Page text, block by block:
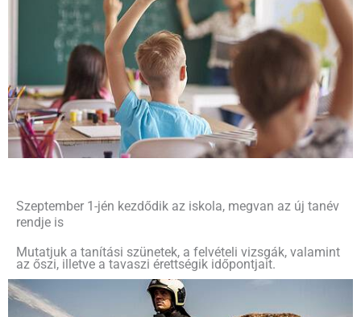
Szeptember 1-jén kezdődik az iskola, megvan az új tanév
rendje is
Mutatjuk a tanítási szünetek, a felvételi vizsgák, valamint
az őszi, illetve a tavaszi érettségik időpontjait.